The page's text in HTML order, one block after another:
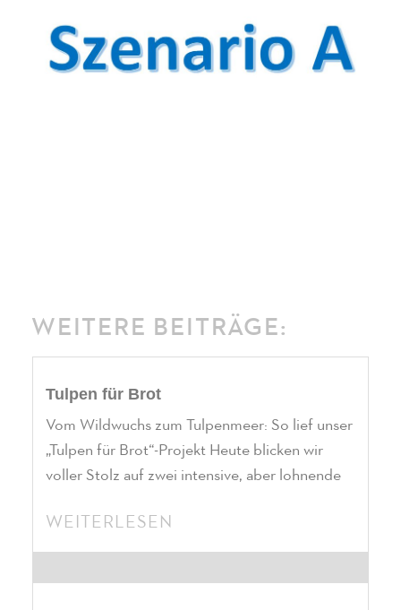
WEITERE BEITRÄGE:
Tulpen für Brot
Vom Wildwuchs zum Tulpenmeer: So lief unser
„Tulpen für Brot“-Projekt Heute blicken wir
voller Stolz auf zwei intensive, aber lohnende
WEITERLESEN